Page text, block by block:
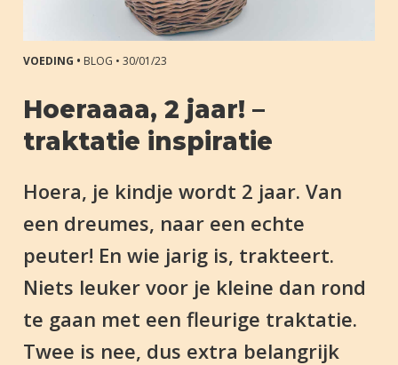
VOEDING • BLOG • 30/01/23
Hoeraaaa, 2 jaar! –
traktatie inspiratie
Hoera, je kindje wordt 2 jaar. Van
een dreumes, naar een echte
peuter! En wie jarig is, trakteert.
Niets leuker voor je kleine dan rond
te gaan met een fleurige traktatie.
Twee is nee, dus extra belangrijk